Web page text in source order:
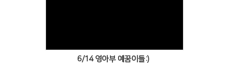
6/14 영아부 예꿈이들:)